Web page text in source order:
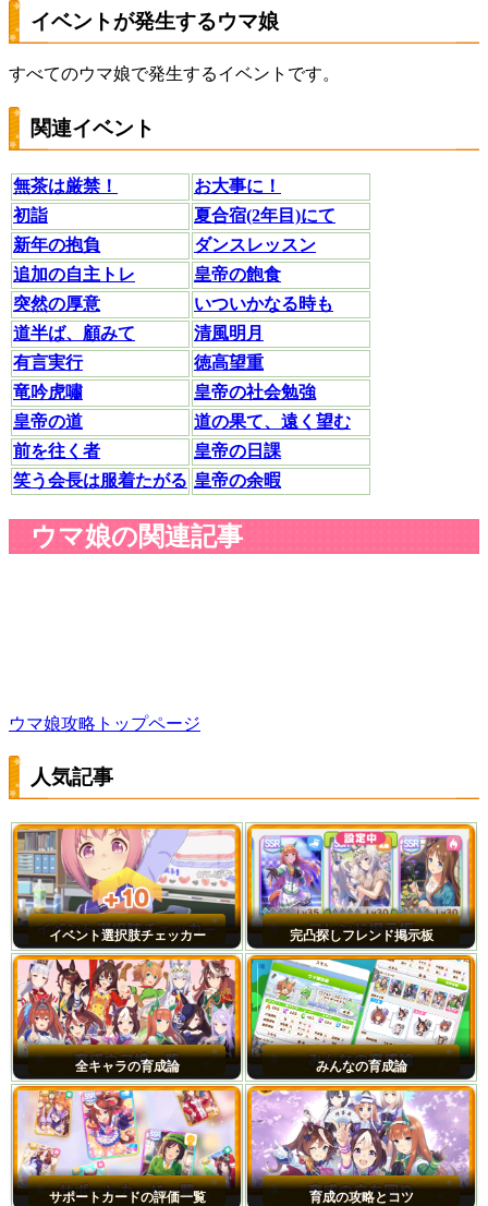
イベントが発生するウマ娘
すべてのウマ娘で発生するイベントです。
関連イベント
無茶は厳禁！
お大事に！
初詣
夏合宿(2年目)にて
新年の抱負
ダンスレッスン
追加の自主トレ
皇帝の飽食
突然の厚意
いついかなる時も
道半ば、顧みて
清風明月
有言実行
徳高望重
竜吟虎嘯
皇帝の社会勉強
皇帝の道
道の果て、遠く望む
前を往く者
皇帝の日課
笑う会長は服着たがる 皇帝の余暇
ウマ娘の関連記事
ウマ娘攻略トップページ
人気記事
イベント選択肢チェッカー 完凸探しフレンド掲示板
全キャラの育成論 みんなの育成論
サポートカードの評価一覧 育成の攻略とコツ